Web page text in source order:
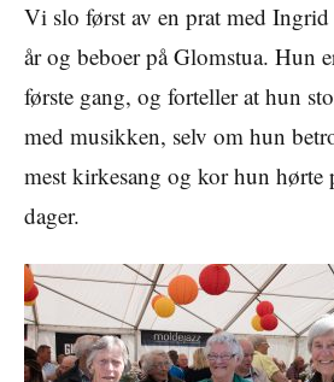
Vi slo først av en prat med
år og beboer på Glomstua. Hun
første gang, og forteller at hun
med musikken, selv om hun
mest kirkesang og kor hun hørte
dager.